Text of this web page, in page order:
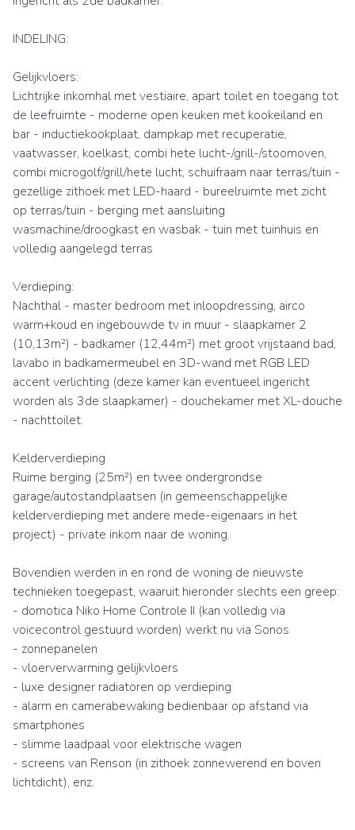
INDELING:
Gelijkvloers:
Lichtrijke inkomhal met vestiaire, apart toilet en toegang tot
de leefruimte - moderne open keuken met kookeiland en
bar - inductiekookplaat, dampkap met recuperatie,
vaatwasser, koelkast, combi hete lucht-/grill-/stoomoven,
combi microgolf/grill/hete lucht, schuifraam naar terras/tuin -
gezellige zithoek met LED-haard - bureelruimte met zicht
op terras/tuin - berging met aansluiting
wasmachine/droogkast en wasbak - tuin met tuinhuis en
volledig aangelegd terras
Verdieping:
Nachthal - master bedroom met inloopdressing, airco
warm+koud en ingebouwde tv in muur - slaapkamer 2
(10,13m²) - badkamer (12,44m²) met groot vrijstaand bad,
lavabo in badkamermeubel en 3D-wand met RGB LED
accent verlichting (deze kamer kan eventueel ingericht
worden als 3de slaapkamer) - douchekamer met XL-douche
- nachttoilet.
Kelderverdieping
Ruime berging (25m²) en twee ondergrondse
garage/autostandplaatsen (in gemeenschappelijke
kelderverdieping met andere mede-eigenaars in het
project) - private inkom naar de woning.
Bovendien werden in en rond de woning de nieuwste
technieken toegepast, waaruit hieronder slechts een greep:
- domotica Niko Home Controle II (kan volledig via
voicecontrol gestuurd worden) werkt nu via Sonos
- zonnepanelen
- vloerverwarming gelijkvloers
- luxe designer radiatoren op verdieping
- alarm en camerabewaking bedienbaar op afstand via
smartphones
- slimme laadpaal voor elektrische wagen
- screens van Renson (in zithoek zonnewerend en boven
lichtdicht), enz.